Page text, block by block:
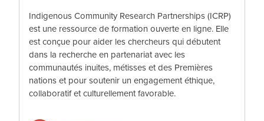
Indigenous Community Research Partnerships (ICRP)
est une ressource de formation ouverte en ligne. Elle
est conçue pour aider les chercheurs qui débutent
dans la recherche en partenariat avec les
communautés inuites, métisses et des Premières
nations et pour soutenir un engagement éthique,
collaboratif et culturellement favorable.